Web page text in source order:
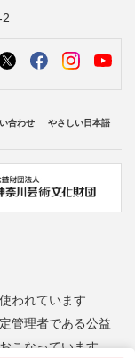
合わせ やさしい日本語
われています
管理者である公益
こなっています